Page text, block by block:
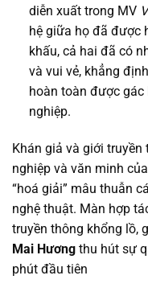
diễn xuất trong MV
hệ giữa họ đã được
khấu, cả hai đã có
và vui vẻ, khẳng
hoàn toàn được
nghiệp.
Khán giả và giới
nghiệp và văn minh
“hoá giải” mâu thuẫn
nghệ thuật. Màn hợp
truyền thông khổng lồ,
Mai Hương thu hút sự
phút đầu tiên